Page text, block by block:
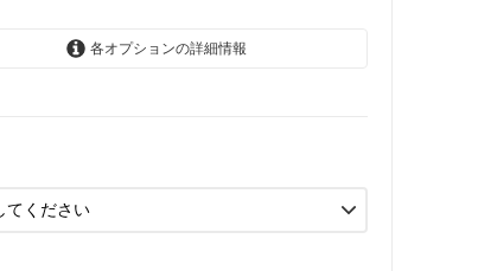
各オプションの詳細情報